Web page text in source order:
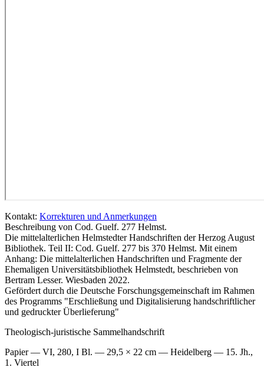
Kontakt: Korrekturen und Anmerkungen
Beschreibung von Cod. Guelf. 277 Helmst.
Die mittelalterlichen Helmstedter Handschriften der Herzog August
Bibliothek. Teil II: Cod. Guelf. 277 bis 370 Helmst. Mit einem
Anhang: Die mittelalterlichen Handschriften und Fragmente der
Ehemaligen Universitätsbibliothek Helmstedt, beschrieben von
Bertram Lesser. Wiesbaden 2022.
Gefördert durch die Deutsche Forschungsgemeinschaft im Rahmen
des Programms "Erschließung und Digitalisierung handschriftlicher
und gedruckter Überlieferung"
Theologisch-juristische Sammelhandschrift
Papier — VI, 280, I Bl. — 29,5 × 22 cm — Heidelberg — 15. Jh.,
1. Viertel